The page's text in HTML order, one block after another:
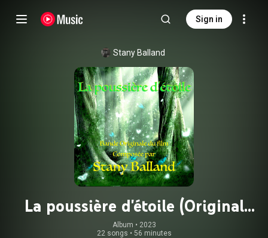
Sign in
Stany Balland
La poussière d'étoile (Original
Score)
Album • 2023
22 songs • 56 minutes